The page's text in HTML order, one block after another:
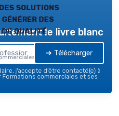
solutions
des
de qualité
— 2026
le livre blanc
➔ Télécharger
j’accepte d’être contacté(e) à
commerciales et ses